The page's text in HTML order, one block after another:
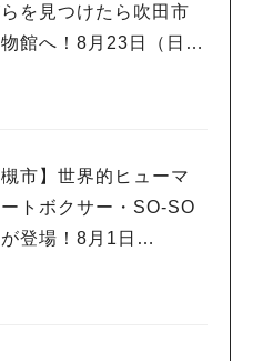
を見つけたら吹田市
館へ！8月23日（日）
槻市】世界的ヒューマ
トボクサー・SO-SO
登場！8月1日